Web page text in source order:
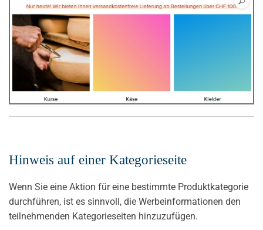
Hinweis auf einer Kategorieseite
Wenn Sie eine Aktion für eine bestimmte Produktkategorie
durchführen, ist es sinnvoll, die Werbeinformationen den
teilnehmenden Kategorieseiten hinzuzufügen.